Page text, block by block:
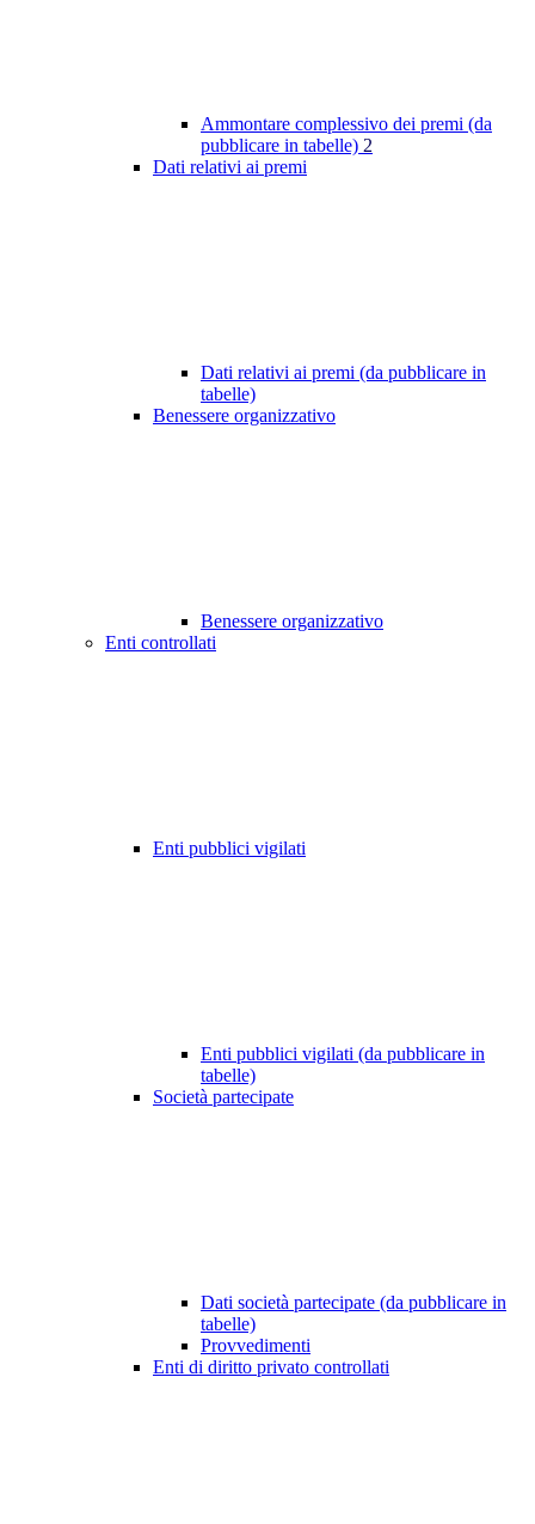
Ammontare complessivo dei premi (da
pubblicare in tabelle) 2
Dati relativi ai premi
Dati relativi ai premi (da pubblicare in
tabelle)
Benessere organizzativo
Benessere organizzativo
Enti controllati
Enti pubblici vigilati
Enti pubblici vigilati (da pubblicare in
tabelle)
Società partecipate
Dati società partecipate (da pubblicare in
tabelle)
Provvedimenti
Enti di diritto privato controllati